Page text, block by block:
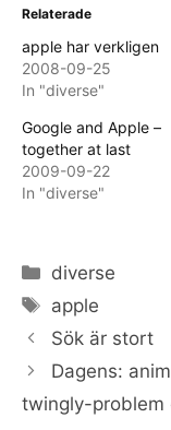
Relaterade
apple har verkligen
2008-09-25
In "diverse"
Google and Apple –
together at last
2009-09-22
In "diverse"
Categories
diverse
Tags
apple
Sök är stort
Dagens:
twingly-problem